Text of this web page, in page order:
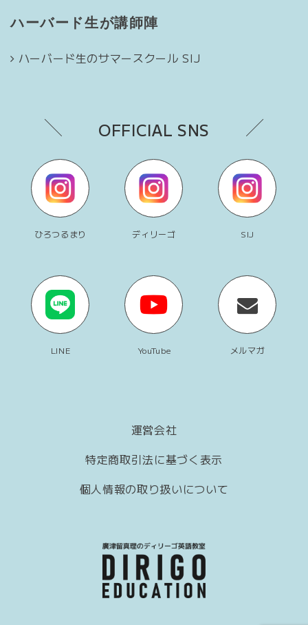
ハーバード生が講師陣
ハーバード生のサマースクール SIJ
OFFICIAL SNS
ひろつるまり ディリーゴ SIJ
LINE YouTube メルマガ
運営会社
特定商取引法に基づく表示
個人情報の取り扱いについて